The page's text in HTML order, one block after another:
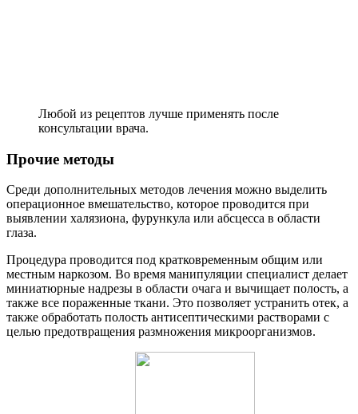
Любой из рецептов лучше применять после
консультации врача.
Прочие методы
Среди дополнительных методов лечения можно выделить
операционное вмешательство, которое проводится при
выявлении халязиона, фурункула или абсцесса в области
глаза.
Процедура проводится под кратковременным общим или
местным наркозом. Во время манипуляции специалист делает
миниатюрные надрезы в области очага и вычищает полость, а
также все пораженные ткани. Это позволяет устранить отек, а
также обработать полость антисептическими растворами с
целью предотвращения размножения микроорганизмов.